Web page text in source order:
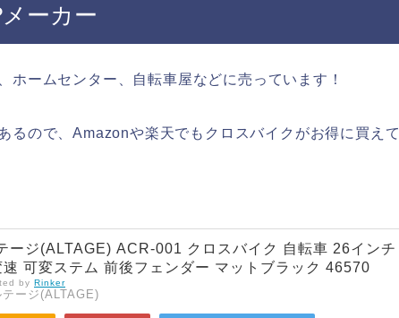
ーカー
ホームセンター、自転車屋などに売っています！
るので、Amazonや楽天でもクロスバイクがお得に買えて
ージ(ALTAGE) ACR-001 クロスバイク 自転車 26インチ
速 可変ステム 前後フェンダー マットブラック 46570
by Rinker
テージ(ALTAGE)